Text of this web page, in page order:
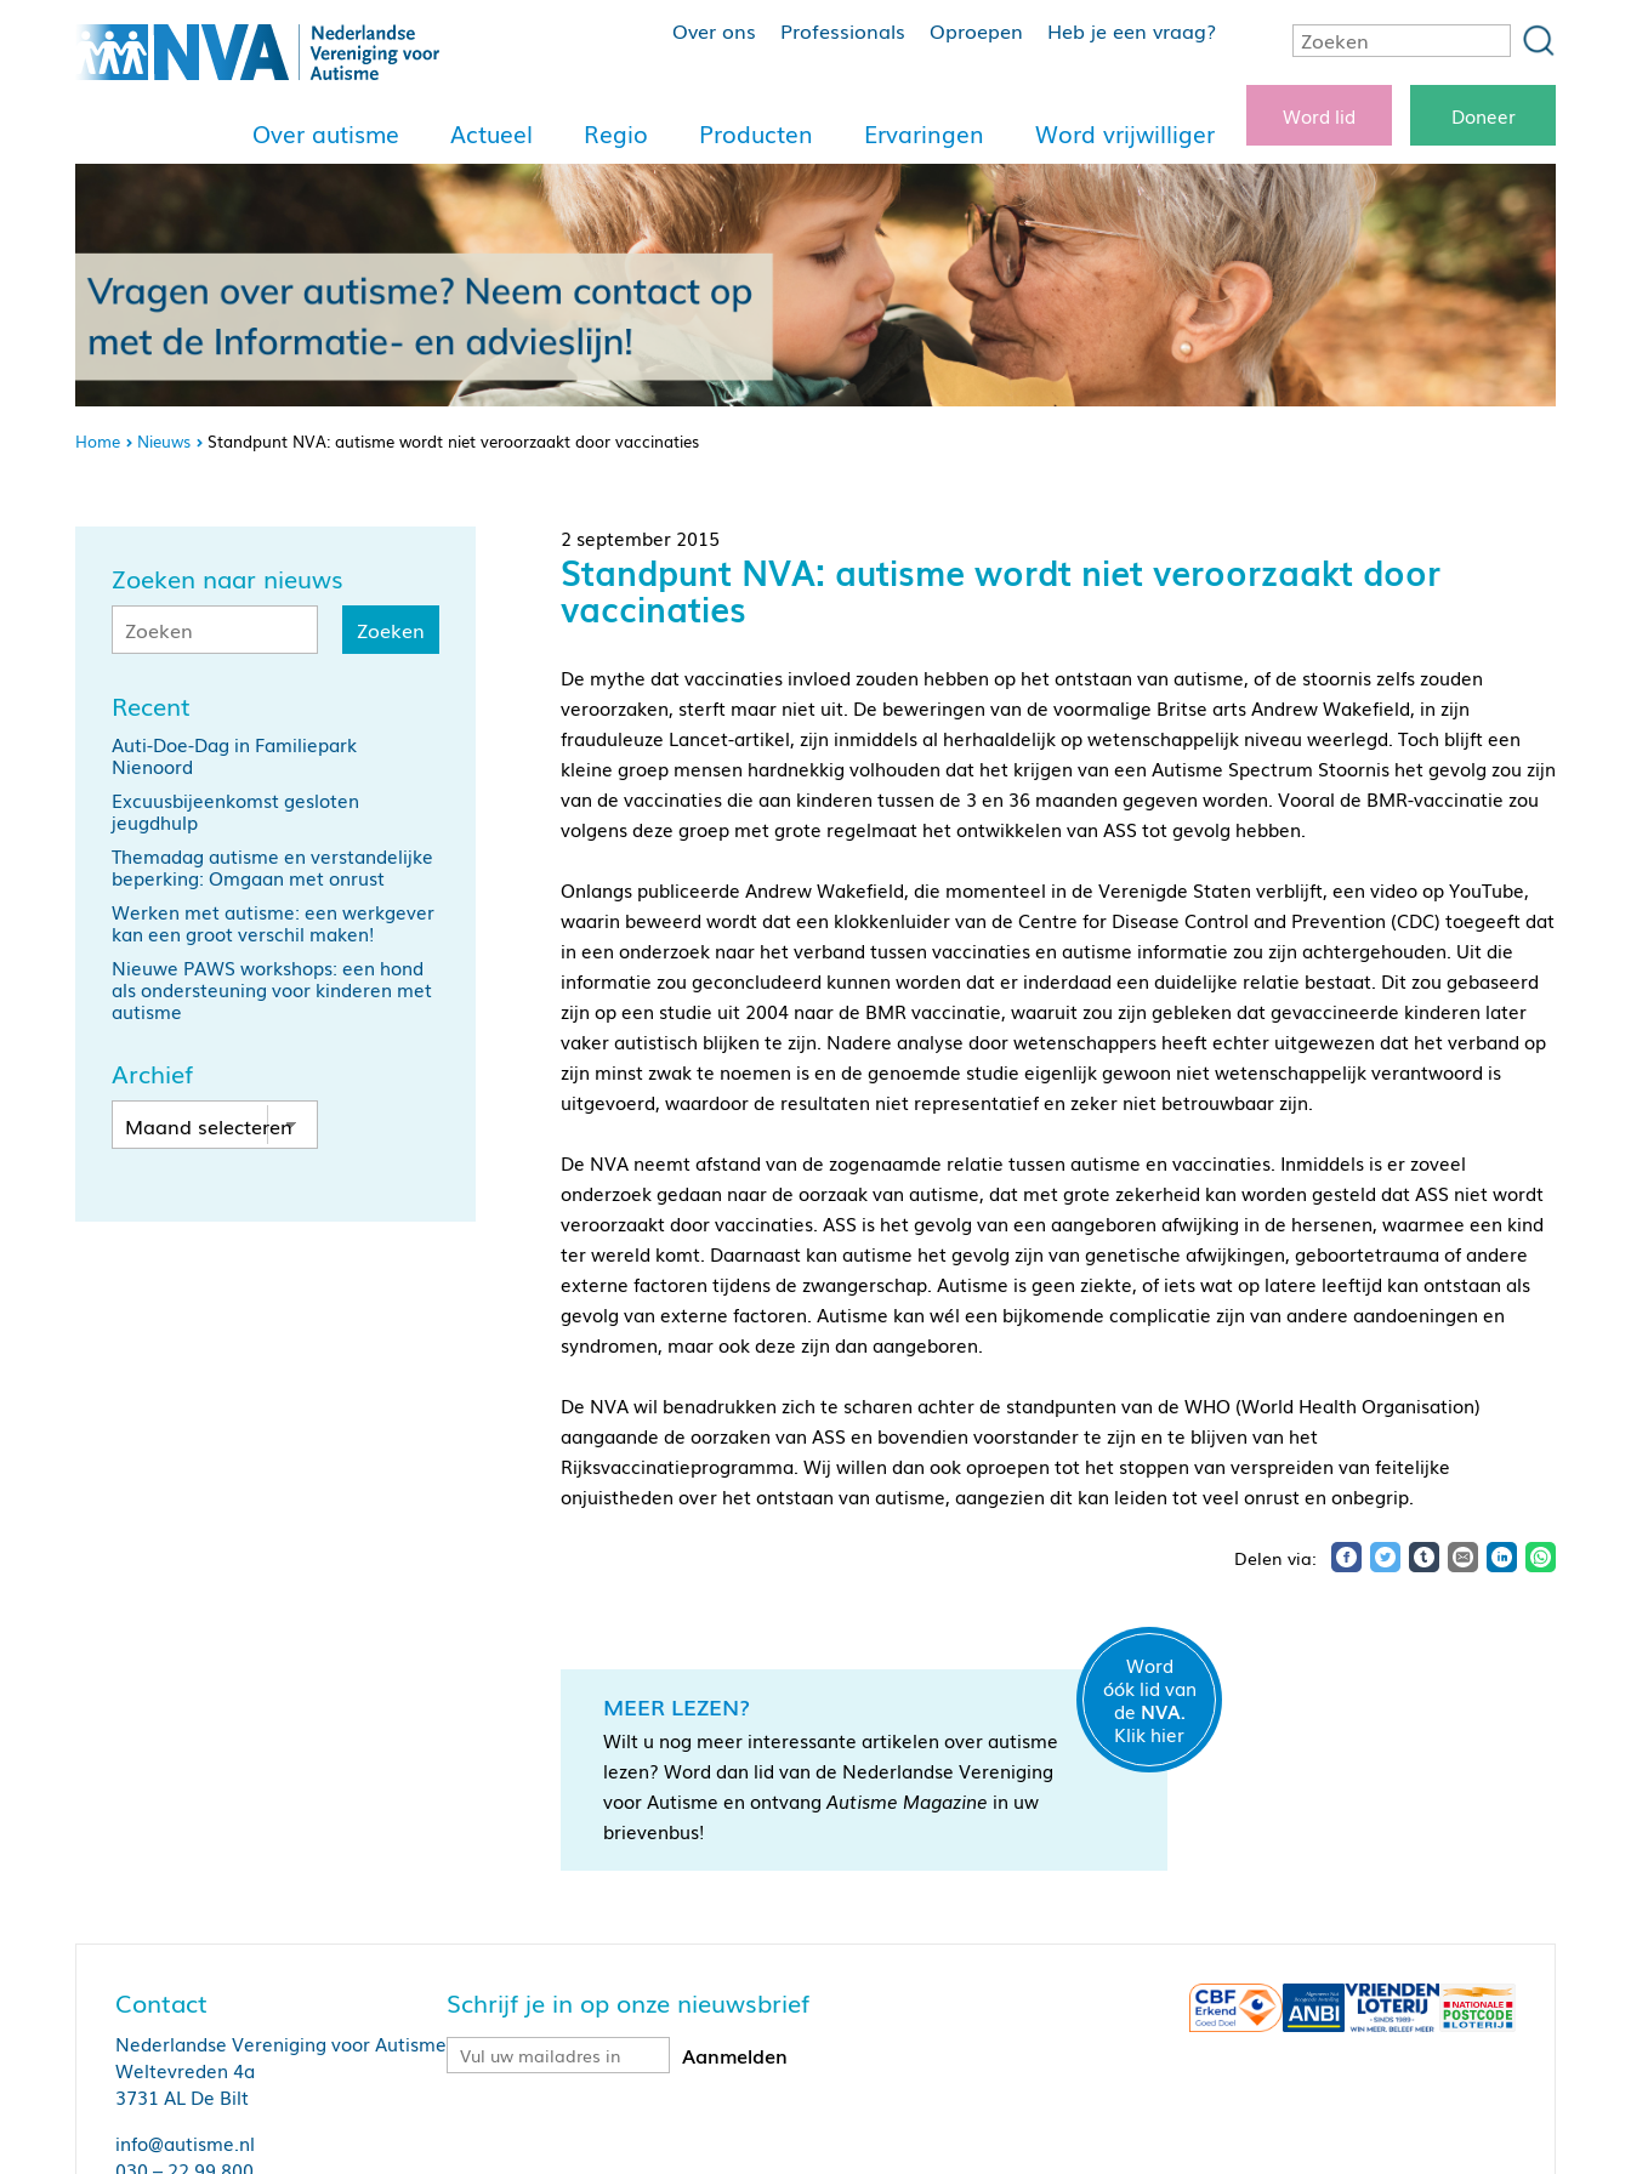
Over ons Professionals Oproepen Heb je een vraag?
Over autisme Actueel Regio Producten Ervaringen Word vrijwilliger
Word lid Doneer
Home Nieuws Standpunt NVA: autisme wordt niet veroorzaakt door vaccinaties
Zoeken naar nieuws
Recent
Auti-Doe-Dag in Familiepark
Nienoord
Excuusbijeenkomst gesloten
jeugdhulp
Themadag autisme en verstandelijke
beperking: Omgaan met onrust
Werken met autisme: een werkgever
kan een groot verschil maken!
Nieuwe PAWS workshops: een hond
als ondersteuning voor kinderen met
autisme
Archief
2 september 2015
Standpunt NVA: autisme wordt niet veroorzaakt door
vaccinaties
De mythe dat vaccinaties invloed zouden hebben op het ontstaan van autisme, of de stoornis zelfs zouden
veroorzaken, sterft maar niet uit. De beweringen van de voormalige Britse arts AndrewWakefield, in zijn
frauduleuze Lancet-artikel, zijn inmiddels al herhaaldelijk op wetenschappelijk niveau weerlegd. Toch blijft een
kleine groep mensen hardnekkig volhouden dat het krijgen van een Autisme Spectrum Stoornis het gevolg zou zijn
van de vaccinaties die aan kinderen tussen de 3 en 36 maanden gegeven worden. Vooral de BMR-vaccinatie zou
volgens deze groep met grote regelmaat het ontwikkelen van ASS tot gevolg hebben.
Onlangs publiceerde AndrewWakefield, die momenteel in de Verenigde Staten verblijft, een video op YouTube,
waarin beweerd wordt dat een klokkenluider van de Centre for Disease Control and Prevention (CDC) toegeeft dat
in een onderzoek naar het verband tussen vaccinaties en autisme informatie zou zijn achtergehouden. Uit die
informatie zou geconcludeerd kunnen worden dat er inderdaad een duidelijke relatie bestaat. Dit zou gebaseerd
zijn op een studie uit 2004 naar de BMR vaccinatie, waaruit zou zijn gebleken dat gevaccineerde kinderen later
vaker autistisch blijken te zijn. Nadere analyse door wetenschappers heeft echter uitgewezen dat het verband op
zijn minst zwak te noemen is en de genoemde studie eigenlijk gewoon niet wetenschappelijk verantwoord is
uitgevoerd, waardoor de resultaten niet representatief en zeker niet betrouwbaar zijn.
De NVA neemt afstand van de zogenaamde relatie tussen autisme en vaccinaties. Inmiddels is er zoveel
onderzoek gedaan naar de oorzaak van autisme, dat met grote zekerheid kan worden gesteld dat ASS nietwordt
veroorzaakt door vaccinaties. ASS is het gevolg van een aangeboren afwijking in de hersenen, waarmee een kind
ter wereld komt. Daarnaast kan autisme het gevolg zijn van genetische afwijkingen, geboortetrauma of andere
externe factoren tijdens de zwangerschap. Autisme is geen ziekte, of iets wat op latere leeftijd kan ontstaan als
gevolg van externe factoren. Autisme kan wél een bijkomende complicatie zijn van andere aandoeningen en
syndromen, maar ook deze zijn dan aangeboren.
De NVA wil benadrukken zich te scharen achter de standpunten van de WHO (World Health Organisation)
aangaande de oorzaken van ASS en bovendien voorstander te zijn en te blijven van het
Rijksvaccinatieprogramma. Wij willen dan ook oproepen tot het stoppen van verspreiden van feitelijke
onjuistheden over het ontstaan van autisme, aangezien dit kan leiden tot veel onrust en onbegrip.
MEER LEZEN?
Wilt u nog meer interessante artikelen over autisme
lezen? Word dan lid van de Nederlandse Vereniging
voor Autisme en ontvang Autisme Magazine in uw
brievenbus!
Word
óók lid van
de NVA.
Klik hier
Contact
Nederlandse Vereniging voor Autisme
Weltevreden 4a
3731 AL De Bilt
info@autisme.nl
Schrijf je in op onze nieuwsbrief